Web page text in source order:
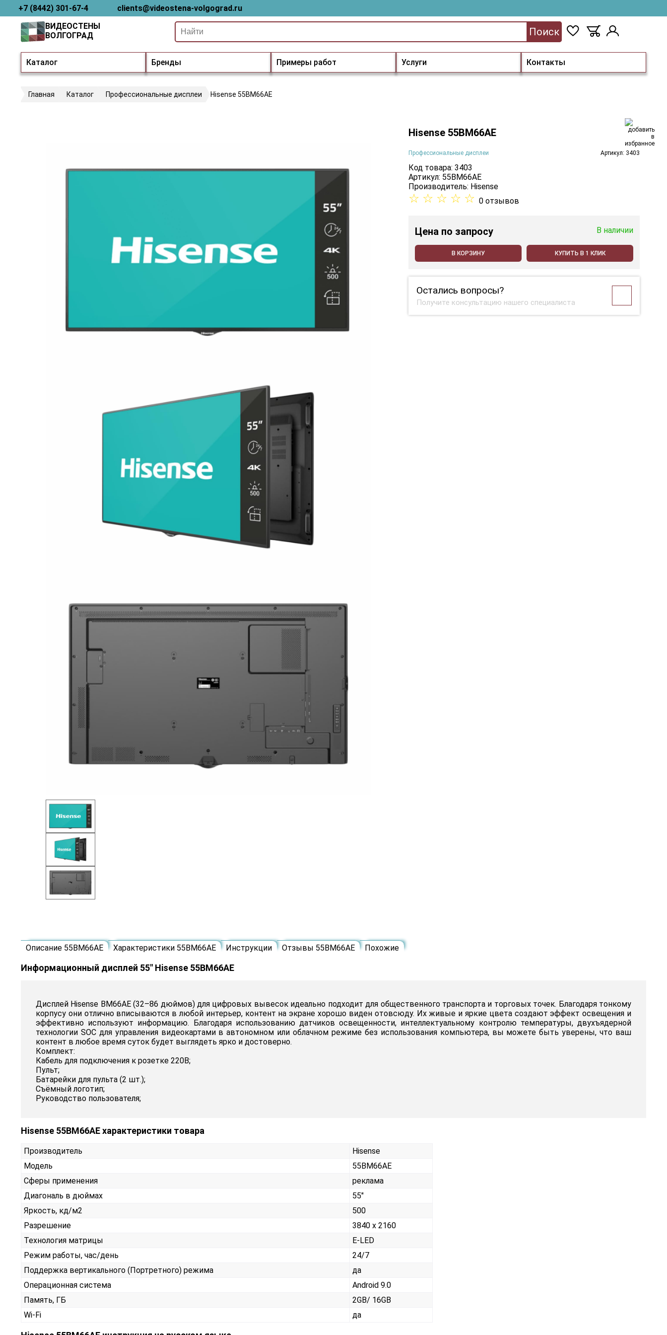
+7 (8442) 301-67-4 clients@videostena-volgograd.ru
Каталог Бренды Примеры работ Услуги Контакты
ВИДЕОСТЕНЫ
ВОЛГОГРАД
Поиск
Главная Каталог Профессиональные дисплеи Hisense 55BM66AE
Hisense 55BM66AE
Профессиональные дисплеи Артикул: 3403
Код товара: 3403
Артикул: 55BM66AE
Производитель: Hisense
☆ ☆ ☆ ☆ ☆ 0 отзывов
Цена по запросу В наличии
В КОРЗИНУ КУПИТЬ В 1 КЛИК
Остались вопросы?
Получите консультацию нашего специалиста
Описание 55BM66AE Характеристики 55BM66AE Инструкции Отзывы 55BM66AE Похожие
Информационный дисплей 55" Hisense 55BM66AE
Дисплей Hisense BM66AE (32–86 дюймов) для цифровых вывесок идеально подходит для общественного транспорта и торговых точек. Благодаря тонкому
корпусу они отлично вписываются в любой интерьер, контент на экране хорошо виден отовсюду. Их живые и яркие цвета создают эффект освещения и
эффективно используют информацию. Благодаря использованию датчиков освещенности, интеллектуальному контролю температуры, двухъядерной
технологии SOC для управления видеокартами в автономном или облачном режиме без использования компьютера, вы можете быть уверены, что ваш
контент в любое время суток будет выглядеть ярко и достоверно.
Комплект:
Кабель для подключения к розетке 220В;
Пульт;
Батарейки для пульта (2 шт.);
Съёмный логотип;
Руководство пользователя;
Hisense 55BM66AE характеристики товара
Производитель
Hisense
Модель
55BM66AE
Сферы применения
реклама
Диагональ в дюймах
55"
Яркость, кд/м2
500
Разрешение
3840 x 2160
Технология матрицы
E-LED
Режим работы, час/день
24/7
Поддержка вертикального (Портретного) режима
да
Операционная система
Android 9.0
Память, ГБ
2GB/ 16GB
Wi-Fi
да